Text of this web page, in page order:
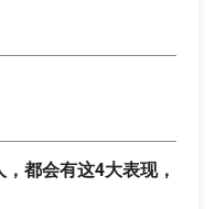
都会有这4大表现，